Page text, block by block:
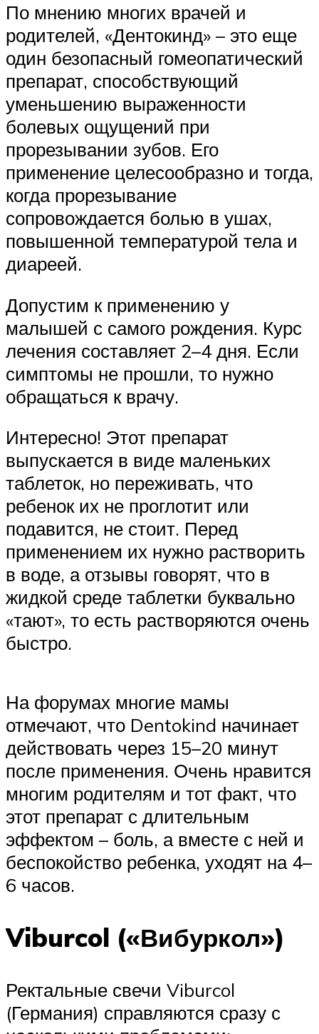
По мнению многих врачей и
родителей, «Дентокинд» – это еще
один безопасный гомеопатический
препарат, способствующий
уменьшению выраженности
болевых ощущений при
прорезывании зубов. Его
применение целесообразно и тогда,
когда прорезывание
сопровождается болью в ушах,
повышенной температурой тела и
диареей.
Допустим к применению у
малышей с самого рождения. Курс
лечения составляет 2–4 дня. Если
симптомы не прошли, то нужно
обращаться к врачу.
Интересно! Этот препарат
выпускается в виде маленьких
таблеток, но переживать, что
ребенок их не проглотит или
подавится, не стоит. Перед
применением их нужно растворить
в воде, а отзывы говорят, что в
жидкой среде таблетки буквально
«тают», то есть растворяются очень
быстро.
На форумах многие мамы
отмечают, что Dentokind начинает
действовать через 15–20 минут
после применения. Очень нравится
многим родителям и тот факт, что
этот препарат с длительным
эффектом – боль, а вместе с ней и
беспокойство ребенка, уходят на 4–
6 часов.
Viburcol («Вибуркол»)
Ректальные свечи Viburcol
(Германия) справляются сразу с